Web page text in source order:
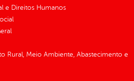
e Direitos Humanos
Rural, Meio Ambiente, Abastecimento e